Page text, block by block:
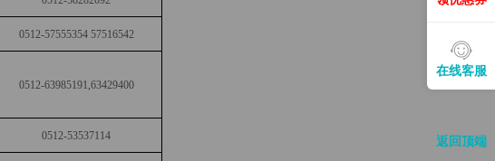
0512-57555354 57516542
0512-63985191,63429400
0512-53537114
在线客服
返回顶端